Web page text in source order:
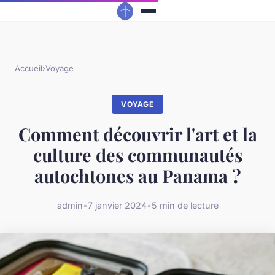
Accueil›Voyage
VOYAGE
Comment découvrir l'art et la
culture des communautés
autochtones au Panama ?
admin•7 janvier 2024•5 min de lecture